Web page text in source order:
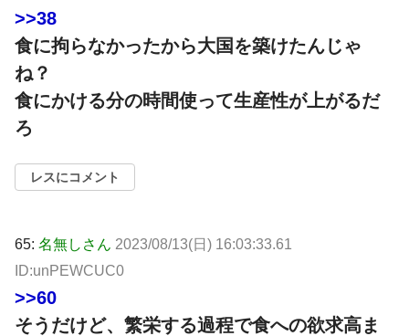
>>38
食に拘らなかったから大国を築けたんじゃ
ね？
食にかける分の時間使って生産性が上がるだ
ろ
レスにコメント
65: 名無しさん 2023/08/13(日) 16:03:33.61
ID:unPEWCUC0
>>60
そうだけど、繁栄する過程で食への欲求高ま